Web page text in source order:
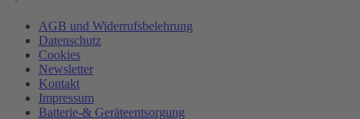
AGB und Widerrufsbelehrung
Datenschutz
Cookies
Newsletter
Kontakt
Impressum
Batterie-& Geräteentsorgung